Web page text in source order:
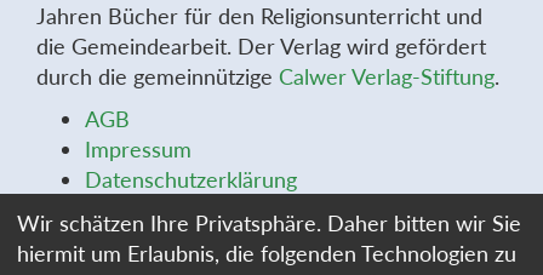
Jahren Bücher für den Religionsunterricht und
die Gemeindearbeit. Der Verlag wird gefördert
durch die gemeinnützige Calwer Verlag-Stiftung.
AGB
Impressum
Datenschutzerklärung
Widerrufsbelehrung
Widerrufsformular
Wir schätzen Ihre Privatsphäre. Daher bitten wir Sie
hiermit um Erlaubnis, die folgenden Technologien zu